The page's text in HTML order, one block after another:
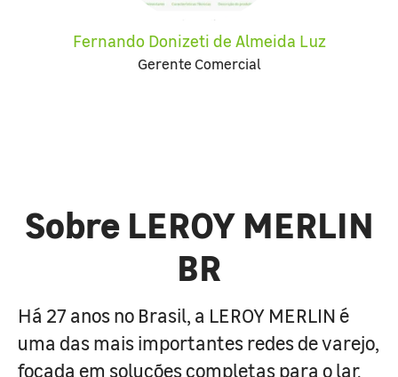
Fernando Donizeti de Almeida Luz
Gerente Comercial
Sobre LEROY MERLIN
BR
Há 27 anos no Brasil, a LEROY MERLIN é
uma das mais importantes redes de varejo,
focada em soluções completas para o lar.